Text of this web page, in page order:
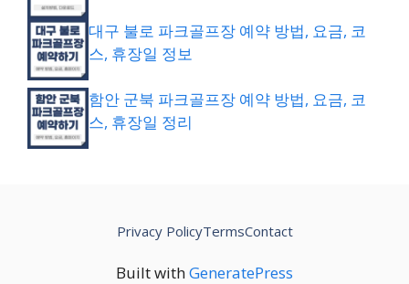
대구 불로 파크골프장 예약 방법, 요금, 코
스, 휴장일 정보
함안 군북 파크골프장 예약 방법, 요금, 코
스, 휴장일 정리
Built withGeneratePress
Privacy PolicyTermsContact